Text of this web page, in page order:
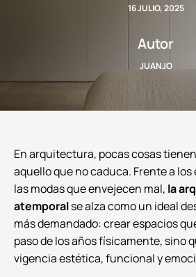
16 JULIO, 2025
Autor
JUANJO
En arquitectura, pocas cosas
aquello que no caduca. Frente a
las modas que envejecen mal, la
atemporalse alza como un ideal
más demandado: crear espacios
paso de los años físicamente, sino
vigencia estética, funcional y